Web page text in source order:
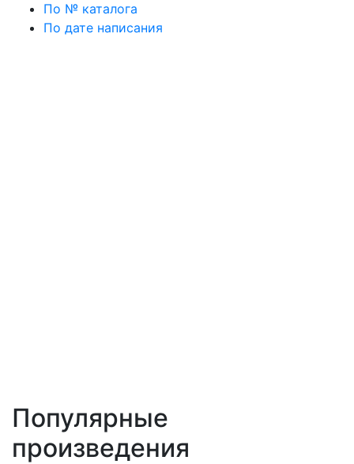
По № каталога
По дате написания
Популярные
произведения